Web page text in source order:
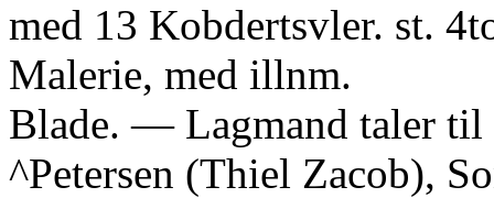
med 13 Kobdertsvler. st.
Malerie, med illnm.
Blade. — Lagmand taler
^Petersen (Thiel Zacob),